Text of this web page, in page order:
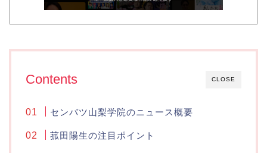
CLOSE
Contents
センバツ山梨学院のニュース概要
菰田陽生の注目ポイント